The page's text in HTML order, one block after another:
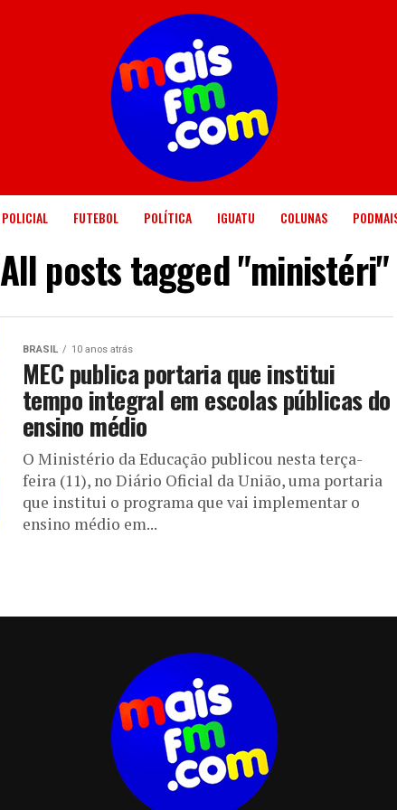
POLICIAL FUTEBOL POLÍTICA IGUATU COLUNAS
All posts tagged "ministéri"
BRASIL 10 anos atrás
MEC publica portaria que institui
tempo integral em escolas públicas do
ensino médio
O Ministério da Educação publicou nesta terça-
feira (11), no Diário Oficial da União, uma portaria
que institui o programa que vai implementar o
ensino médio em...